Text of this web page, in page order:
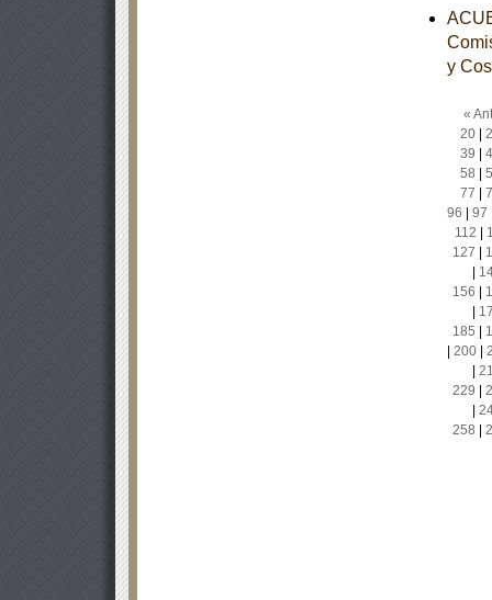
y
«
20|
39
58
77
96
97
112
127
156
185
200|
229
258